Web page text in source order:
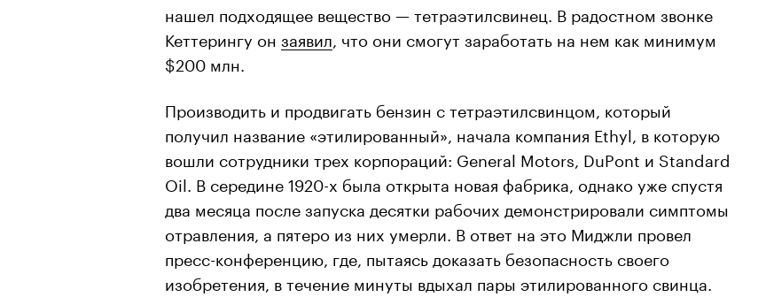
нашел подходящее вещество — тетраэтилсвинец. В радостном звонке
Кеттерингу он заявил , что они смогут заработать на нем как минимум
$200 млн.
Производить и продвигать бензин с тетраэтилсвинцом, который
получил название «этилированный», начала компания Ethyl, в которую
вошли сотрудники трех корпораций: General Motors, DuPont и Standard
Oil. В середине 1920-х была открыта новая фабрика, однако уже спустя
два месяца после запуска десятки рабочих демонстрировали симптомы
отравления, а пятеро из них умерли. В ответ на это Миджли провел
пресс-конференцию, где, пытаясь доказать безопасность своего
изобретения, в течение минуты вдыхал пары этилированного свинца.